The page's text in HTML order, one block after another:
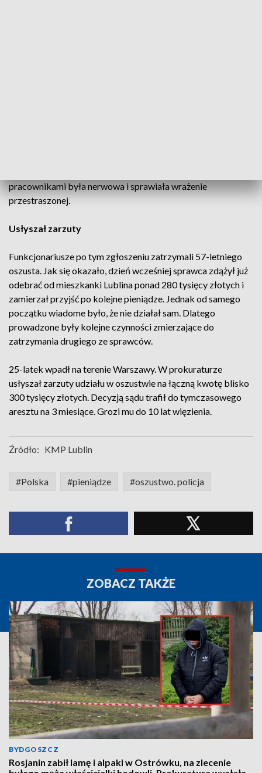
pracownikami była nerwowa i sprawiała wrażenie
przestraszonej.
Usłyszał zarzuty
Funkcjonariusze po tym zgłoszeniu zatrzymali 57-letniego
oszusta. Jak się okazało, dzień wcześniej sprawca zdążył już
odebrać od mieszkanki Lublina ponad 280 tysięcy złotych i
zamierzał przyjść po kolejne pieniądze. Jednak od samego
początku wiadome było, że nie działał sam. Dlatego
prowadzone były kolejne czynności zmierzające do
zatrzymania drugiego ze sprawców.
25-latek wpadł na terenie Warszawy. W prokuraturze
usłyszał zarzuty udziału w oszustwie na łączną kwotę blisko
300 tysięcy złotych. Decyzją sądu trafił do tymczasowego
aresztu na 3 miesiące. Grozi mu do 10 lat więzienia.
Źródło: KMP Lublin
#Polska #pieniądze #oszustwo. policja
ZOBACZ TAKŻE
BYDGOSZCZ
Rosjanin zabił lamę i alpaki w Ostrówku, na zlecenie